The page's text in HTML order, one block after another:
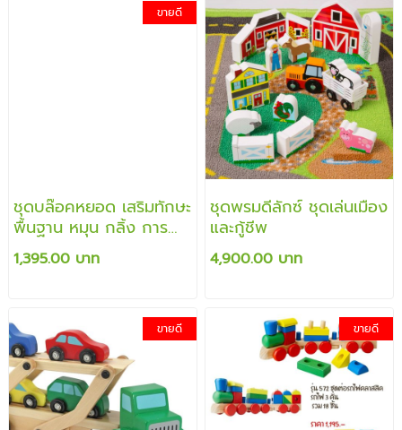
ขายดี
ชุดบล๊อคหยอด เสริมทักษะ
พื้นฐาน หมุน กลิ้ง การ
ไหล และใส่ให้ตรงช่อง
เสริมสร้างพัฒนาการได้
1,395.00 บาท
ชุดพรมดีลักซ์ ชุดเล่นเมือง
และกู้ชีพ
4,900.00 บาท
ขายดี ขายดี